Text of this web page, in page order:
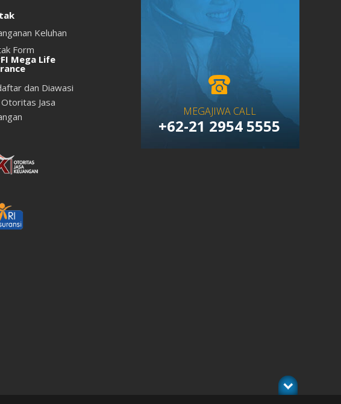
Keluhan
Form
Mega Life
dan Diawasi
Jasa
MEGAJIWA CALL
+62-21 2954 5555